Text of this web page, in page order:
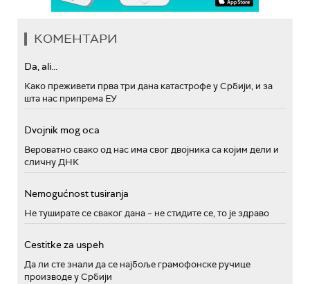
КОМЕНТАРИ
Da, ali...
Како преживети прва три дана катастрофе у Србији, и за
шта нас припрема ЕУ
Dvojnik mog oca
Вероватно свако од нас има свог двојника са којим дели и
сличну ДНК
Nemogućnost tusiranja
Не туширате се сваког дана – не стидите се, то је здраво
Cestitke za uspeh
Да ли сте знали да се најбоље грамофонске ручице
производе у Србији